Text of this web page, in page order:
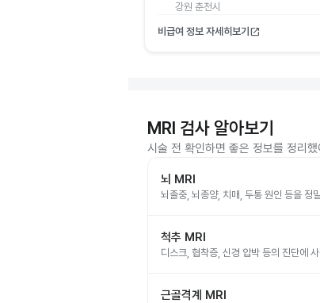
강원 춘천시
비급여 정보 자세히보기 open_in_new
MRI 검사 알아보기
시술 전 확인하면 좋은 정보를 정리했
뇌 MRI
뇌졸중, 뇌종양, 치매, 두통 원인 등을 정
척추 MRI
디스크, 협착증, 신경 압박 등의 진단에
근골격계 MRI